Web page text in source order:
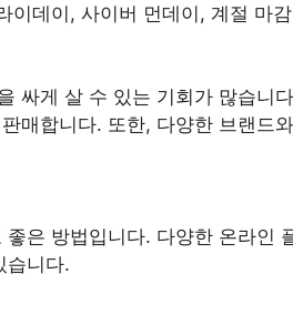
이데이, 사이버 먼데이, 계절 마
싸게 살 수 있는 기회가 많습니
매합니다. 또한, 다양한 브랜드
은 방법입니다. 다양한 온라인
습니다.